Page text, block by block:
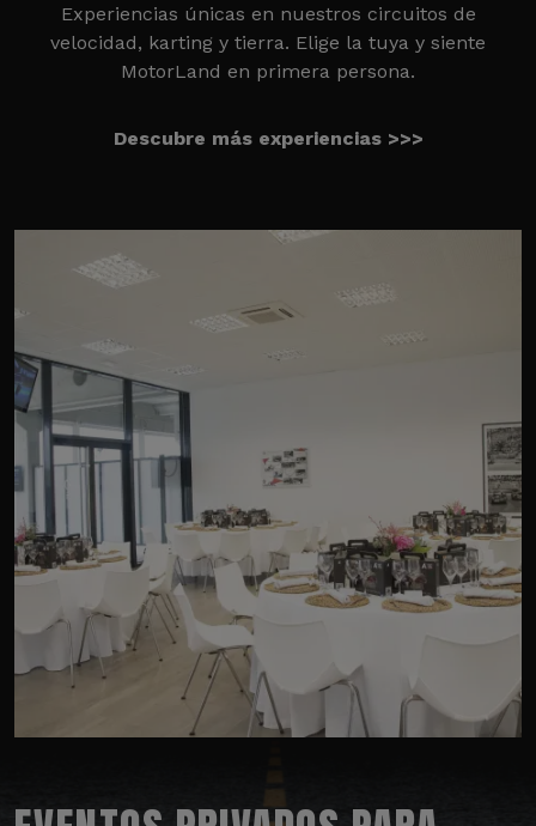
Experiencias únicas en nuestros circuitos de
velocidad, karting y tierra. Elige la tuya y siente
MotorLand en primera persona.
Descubre más experiencias >>>